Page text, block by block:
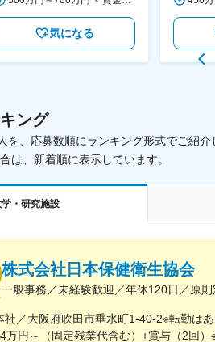
気になる
ング
を、応募数順にランキング形式でご紹介
は、新着順に表示しています。
・研究施設
株式会社日本保健衛生協会
一般事務／未経験歓迎／年休120日／原則